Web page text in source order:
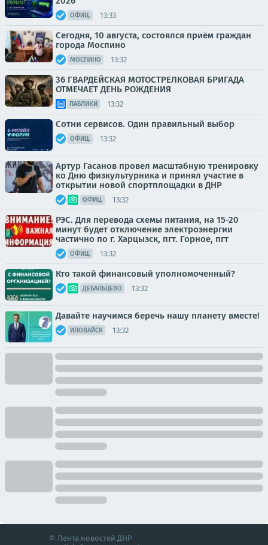
ОФИЦ. 13:33
Сегодня, 10 августа, состоялся приём граждан
города Моспино
МОСПИНО 13:32
36 ГВАРДЕЙСКАЯ МОТОСТРЕЛКОВАЯ БРИГАДА
ОТМЕЧАЕТ ДЕНЬ РОЖДЕНИЯ
ПАБЛИКИ 13:32
Сотни сервисов. Один правильный выбор
ОФИЦ. 13:32
Артур Гасанов провел масштабную тренировку
ко Дню физкультурника и принял участие в
открытии новой спортплощадки в ДНР
ОФИЦ. 13:32
РЭС. Для перевода схемы питания, на 15-20
минут будет отключение электроэнергии
частично по г. Харцызск, пгт. Горное, пгт
ОФИЦ. 13:32
Кто такой финансовый уполномоченный?
ДЕБАЛЬЦЕВО 13:32
Давайте научимся беречь нашу планету вместе!
ИЛОВАЙСК 13:32
© Лента новостей ДНР